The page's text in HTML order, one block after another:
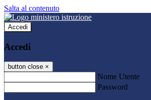
Salta al contenuto
Accedi
Accedi
button close ×
Nome Utente
Password